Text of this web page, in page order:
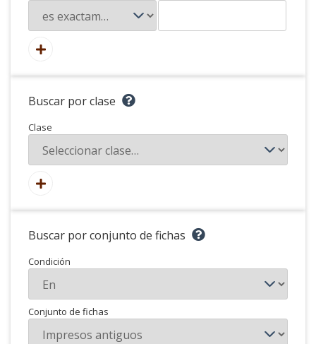
Buscar por clase
Clase
Buscar por conjunto de fichas
Condición
Conjunto de fichas